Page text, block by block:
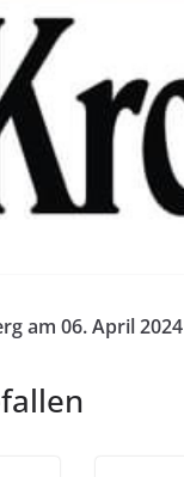
am 06. April 2024